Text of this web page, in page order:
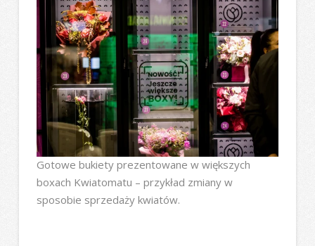
Gotowe bukiety prezentowane w większych
boxach Kwiatomatu – przykład zmiany w
sposobie sprzedaży kwiatów.